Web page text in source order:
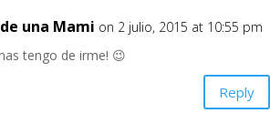
una Mami on 2 julio, 2015 at 10:55 pm
tengo de irme! 😉
Reply